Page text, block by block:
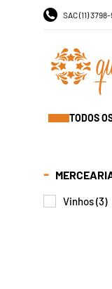
SAC (11)
TODOS
Vinhos (3)